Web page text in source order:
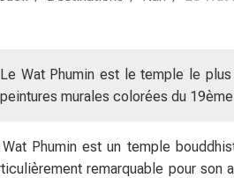
Le Wat Phumin est le temple le
peintures murales colorées du
Phumin est un temple
remarquable pour son